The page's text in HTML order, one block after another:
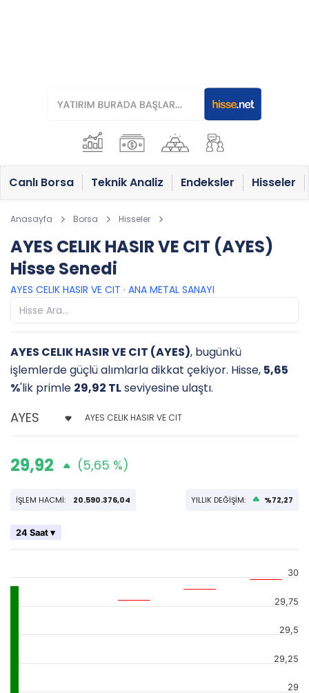
Canlı Borsa Teknik Analiz Endeksler Hisseler
Anasayfa Borsa Hisseler
AYES CELIK HASIR VE CIT (AYES)
Hisse Senedi
AYES CELIK HASIR VE CIT · ANA METAL SANAYI
AYES CELIK HASIR VE CIT (AYES), bugünkü
işlemlerde güçlü alımlarla dikkat çekiyor. Hisse, 5,65
%'lik primle 29,92 TLseviyesine ulaştı.
AYES CELIK HASIR VE CIT
29,92 (5,65 %)
İŞLEM HACMİ: 20.590.376,04 YILLIK DEĞİŞİM: %72,27
24 Saat ▾
29
29,25
29,5
29,75
30